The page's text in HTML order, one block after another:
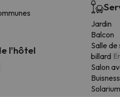
l'hôtel
Jardin
Balcon
Salle
billard
Salon
Solarium